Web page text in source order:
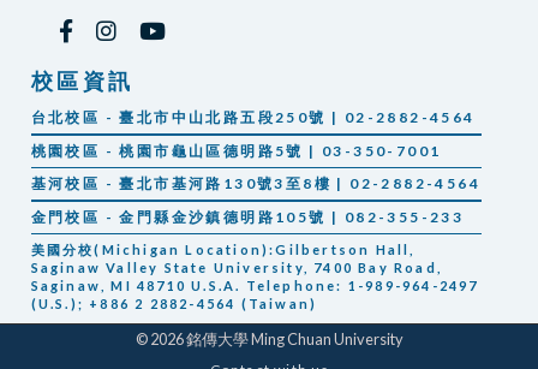
校區資訊
台北校區 - 臺北市中山北路五段250號 | 02-2882-4564
桃園校區 - 桃園市龜山區德明路5號 | 03-350-7001
基河校區 - 臺北市基河路130號3至8樓 | 02-2882-4564
金門校區 - 金門縣金沙鎮德明路105號 | 082-355-233
美國分校(Michigan Location):Gilbertson Hall,
Saginaw Valley State University, 7400 Bay Road,
Saginaw, MI 48710 U.S.A. Telephone: 1-989-964-2497
(U.S.); +886 2 2882-4564 (Taiwan)
© 2026 銘傳大學 Ming Chuan University